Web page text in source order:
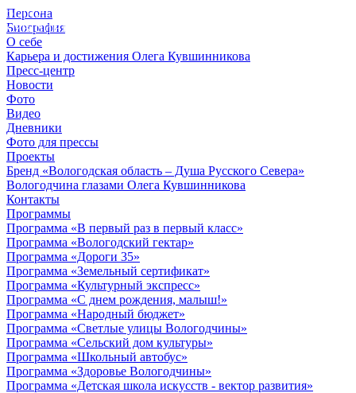
Персона
Биография
О себе
Карьера и достижения Олега Кувшинникова
Пресс-центр
Новости
Фото
Видео
Дневники
Фото для прессы
Проекты
Бренд «Вологодская область – Душа Русского Севера»
Вологодчина глазами Олега Кувшинникова
Контакты
Программы
Программа «В первый раз в первый класс»
Программа «Вологодский гектар»
Программа «Дороги 35»
Программа «Земельный сертификат»
Программа «Культурный экспресс»
Программа «С днем рождения, малыш!»
Программа «Народный бюджет»
Программа «Светлые улицы Вологодчины»
Программа «Сельский дом культуры»
Программа «Школьный автобус»
Программа «Здоровье Вологодчины»
Программа «Детская школа искусств - вектор развития»
© 2012 - 2023,
КУВШИННИКОВ О.А.